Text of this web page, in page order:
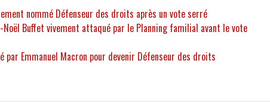
nommé Défenseur des droits après un vote serré
Noël Buffet vivement attaqué par le Planning familial avant le vote
par Emmanuel Macron pour devenir Défenseur des droits